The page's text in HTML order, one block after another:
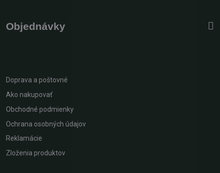
Objednávky
Doprava a poštovné
Ako nakupovať
Obchodné podmienky
Ochrana osobných údajov
Reklamácie
Zloženia produktov